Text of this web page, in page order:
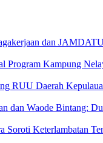
dan
Program Kampung
RUU Daerah
dan Waode Bintang:
Soroti Keterlambatan